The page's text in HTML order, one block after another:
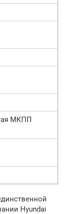
МКПП
Hyundai